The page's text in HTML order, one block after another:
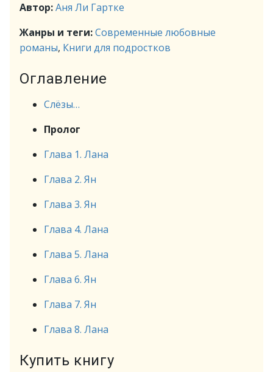
Автор:Аня Ли Гартке
Жанры и теги:Современные любовные
романы, Книги для подростков
Оглавление
Слёзы…
Пролог
Глава 1. Лана
Глава 2. Ян
Глава 3. Ян
Глава 4. Лана
Глава 5. Лана
Глава 6. Ян
Глава 7. Ян
Глава 8. Лана
Купить книгу